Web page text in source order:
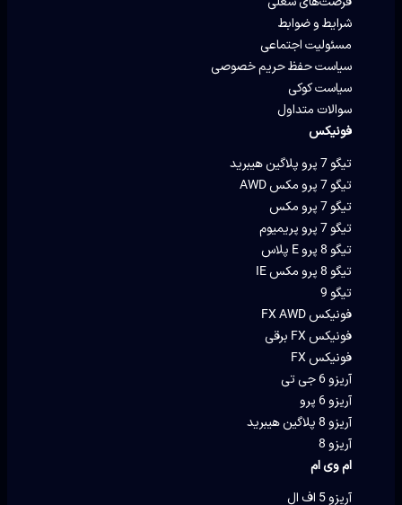
شرایط و ضوابط
مسئولیت اجتماعی
سیاست حفظ حریم خصوصی
سیاست کوکی
سوالات متداول
فونیکس
تیگو 7 پرو پلاگین هیبرید
تیگو 7 پرو مکس AWD
تیگو 7 پرو مکس
تیگو 7 پرو پریمیوم
تیگو 8 پرو E پلاس
تیگو 8 پرو مکس IE
تیگو 9
فونیکس FX AWD
فونیکس FX برقی
فونیکس FX
آریزو 6 جی تی
آریزو 6 پرو
آریزو 8 پلاگین هیبرید
آریزو 8
ام وی ام
آریزو 5 اف ال